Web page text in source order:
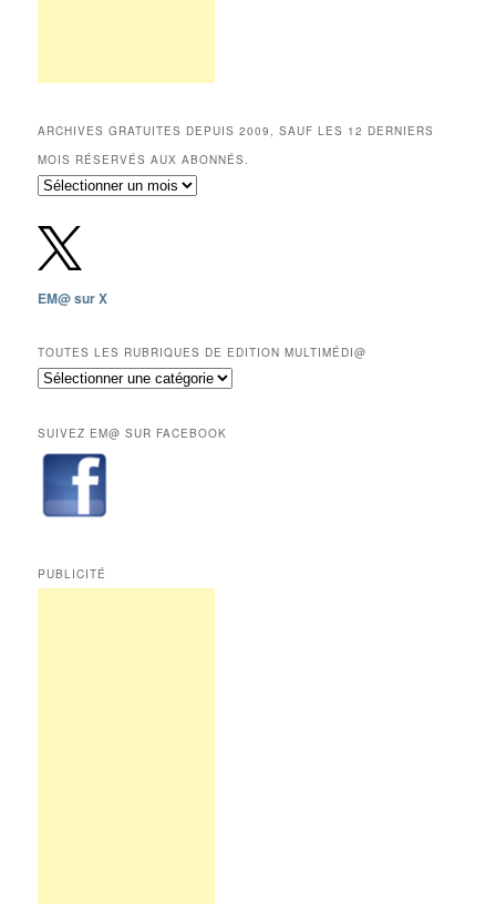
ARCHIVES GRATUITES DEPUIS 2009, SAUF LES 12 DERNIERS
MOIS RÉSERVÉS AUX ABONNÉS.
Archives
depuis
2009,
sauf
les
12
mois
réservés
aux
EM@ sur X
TOUTES LES RUBRIQUES DE EDITION MULTIMÉDI@
Toutes
de
Edition
Multimédi@
SUIVEZ EM@ SUR FACEBOOK
PUBLICITÉ